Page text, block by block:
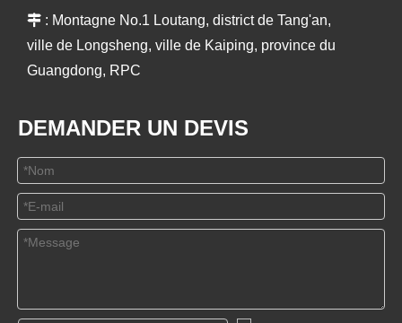
 : Montagne No.1 Loutang, district de Tang'an,
ville de Longsheng, ville de Kaiping, province du
Guangdong, RPC
DEMANDER UN DEVIS